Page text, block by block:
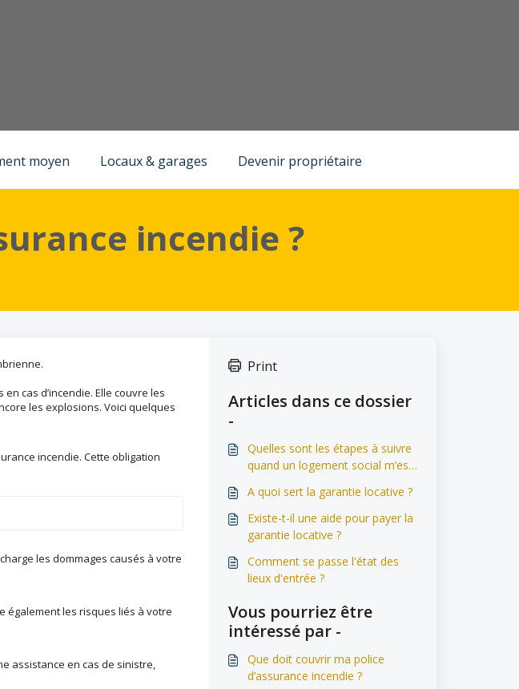
moyen Locaux & garages Devenir propriétaire
incendie ?
cas d’incendie. Elle couvre les
les explosions. Voici quelques
incendie. Cette obligation
les dommages causés à votre
également les risques liés à votre
assistance en cas de sinistre,
Print
Articles dans ce dossier
-
Quelles sont les étapes à suivre
quand un logement social m’est
A quoi sert la garantie locative ?
Existe-t-il une aide pour payer la
garantie locative ?
Comment se passe l'état des
lieux d'entrée ?
Vous pourriez être
intéressé par -
Que doit couvrir ma police
d’assurance incendie ?